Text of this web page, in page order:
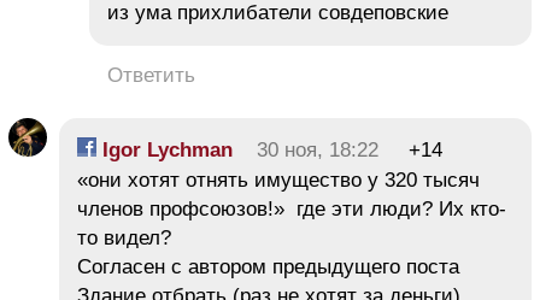
из ума прихлибатели совдеповские
Ответить
Igor Lychman 30 ноя, 18:22
+14
«они хотят отнять имущество у 320 тысяч
членов профсоюзов!» где эти люди? Их кто-
то видел?
Согласен с автором предыдущего поста